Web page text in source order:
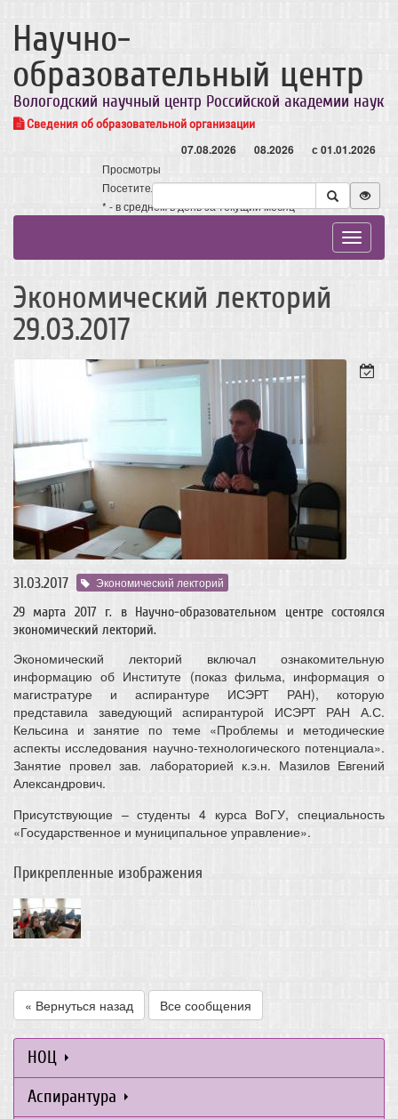
Научно-
образовательный центр
Вологодский научный центр Российской академии наук
Сведения об образовательной организации
07.08.2026 08.2026 с 01.01.2026
Просмотры
Посетители
* - в среднем в день за текущий месяц
Toggle
Экономический лекторий
29.03.2017
31.03.2017 Экономический лекторий
29 марта 2017 г. в Научно-образовательном центре состоялся
экономический лекторий.
Экономический лекторий включал ознакомительную
информацию об Институте (показ фильма, информация о
магистратуре и аспирантуре ИСЭРТ РАН), которую
представила заведующий аспирантурой ИСЭРТ РАН А.С.
Кельсина и занятие по теме «Проблемы и методические
аспекты исследования научно-технологического потенциала».
Занятие провел зав. лабораторией к.э.н. Мазилов Евгений
Александрович.
Присутствующие – студенты 4 курса ВоГУ, специальность
«Государственное и муниципальное управление».
Прикрепленные изображения
« Вернуться назад Все сообщения
НОЦ
Аспирантура